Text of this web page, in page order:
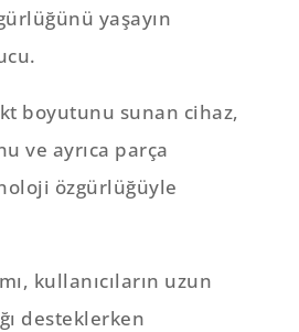
yaşayın
boyutunu sunan cihaz,
ve ayrıca parça
özgürlüğüyle
kullanıcıların uzun
desteklerken